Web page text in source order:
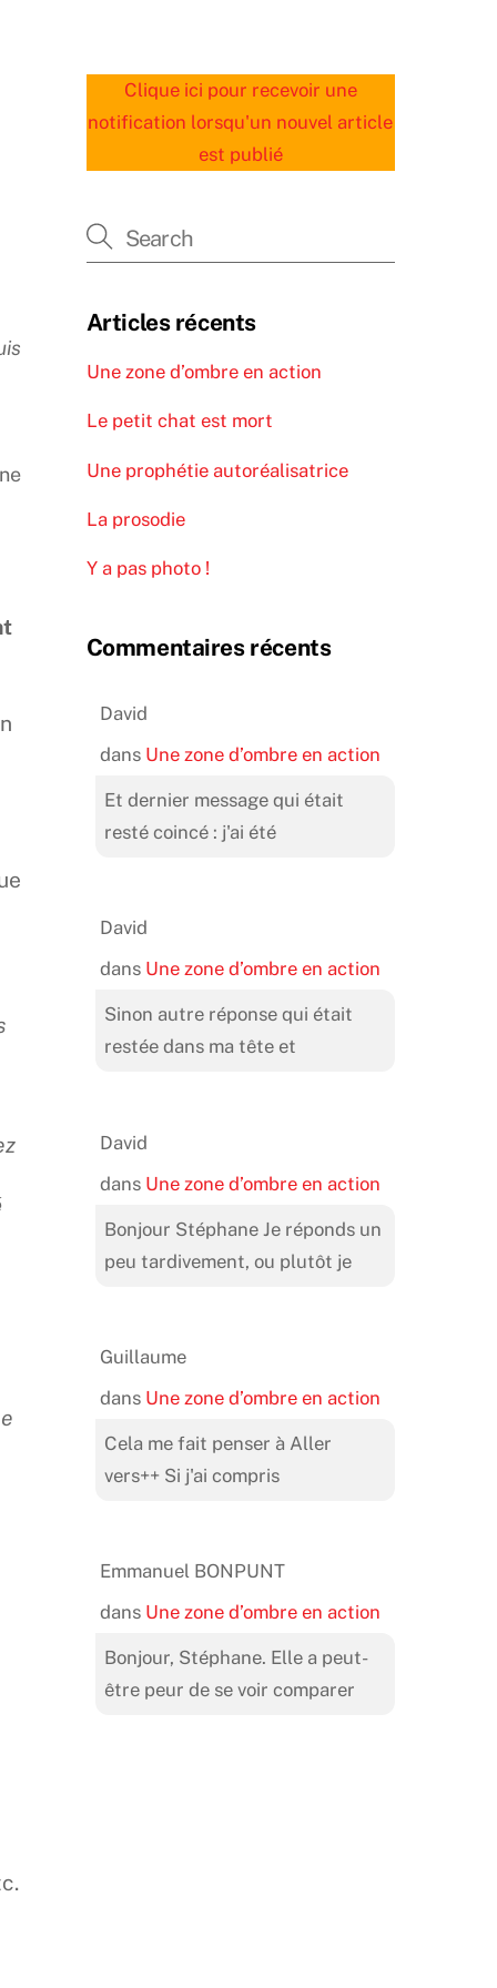
Clique ici pour recevoir une
notification lorsqu'un nouvel article
est publié
Articles récents
Une zone d’ombre en action
Le petit chat est mort
Une prophétie autoréalisatrice
La prosodie
Y a pas photo !
Commentaires récents
David
dans Une zone d’ombre en action
Et dernier message qui était
resté coincé : j'ai été
David
dans Une zone d’ombre en action
Sinon autre réponse qui était
restée dans ma tête et
David
dans Une zone d’ombre en action
Bonjour Stéphane Je réponds un
peu tardivement, ou plutôt je
Guillaume
dans Une zone d’ombre en action
Cela me fait penser à Aller
vers++ Si j'ai compris
Emmanuel BONPUNT
dans Une zone d’ombre en action
Bonjour, Stéphane. Elle a peut-
être peur de se voir comparer